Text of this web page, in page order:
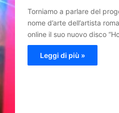
Torniamo a parlare del
nome d’arte dell’artista
online il suo nuovo disco
Leggi di più »